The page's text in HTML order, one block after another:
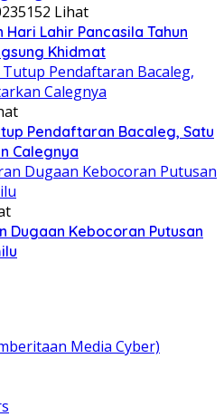
5152 Lihat
Lahir Pancasila Tahun
Khidmat
Pendaftaran Bacaleg, Satu
Calegnya
Dugaan Kebocoran Putusan
Media Cyber)